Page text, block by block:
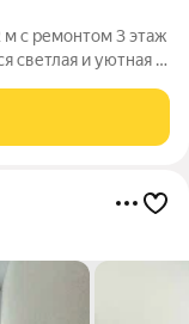
3 этаж
готова к